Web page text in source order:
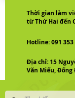
Thời gian làm
từ Thứ Hai đến
Hotline: 091 353
Địa chỉ: 15
Văn Miếu, Đống